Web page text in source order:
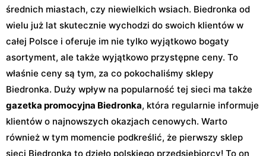
średnich miastach, czy niewielkich wsiach. Biedronka od
wielu już lat skutecznie wychodzi do swoich klientów w
całej Polsce i oferuje im nie tylko wyjątkowo bogaty
asortyment, ale także wyjątkowo przystępne ceny. To
właśnie ceny są tym, za co pokochaliśmy sklepy
Biedronka. Duży wpływ na popularność tej sieci ma także
gazetka promocyjna Biedronka, która regularnie informuje
klientów o najnowszych okazjach cenowych. Warto
również w tym momencie podkreślić, że pierwszy sklep
sieci Biedronka to dzieło polskiego przedsiębiorcy! To on